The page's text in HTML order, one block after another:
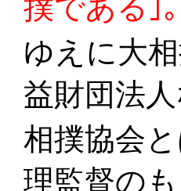
撲である｣。
ゆえに大
益財団法
相撲協会
理監督の